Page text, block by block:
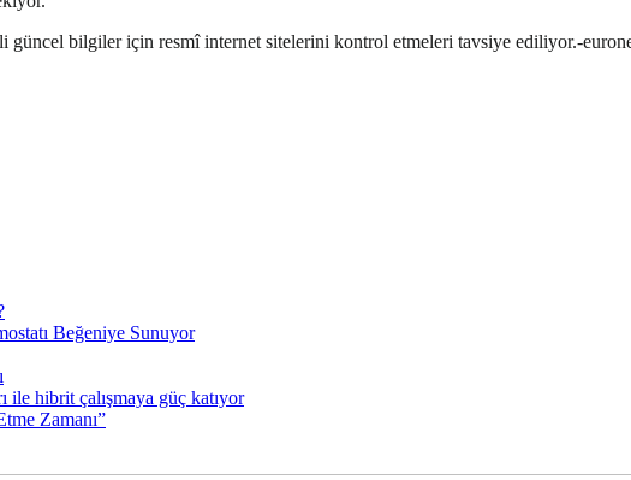
güncel bilgiler için resmî internet sitelerini kontrol etmeleri tavsiye ediliyor.-
Beğeniye Sunuyor
hibrit çalışmaya güç katıyor
Zamanı”